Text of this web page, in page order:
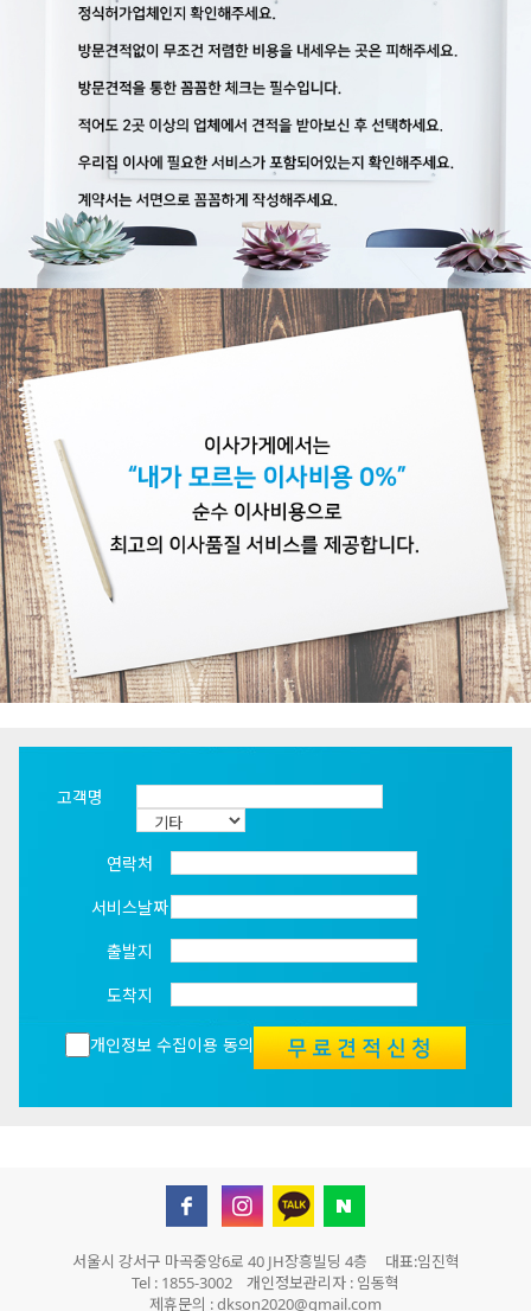
고객명
연락처
서비스날짜
출발지
도착지
개인정보 수집이용 동의
서울시 강서구 마곡중앙6로 40 JH장흥빌딩 4층 대표:임진혁
Tel : 1855-3002 개인정보관리자 : 임동혁
제휴문의 : dkson2020@gmail.com